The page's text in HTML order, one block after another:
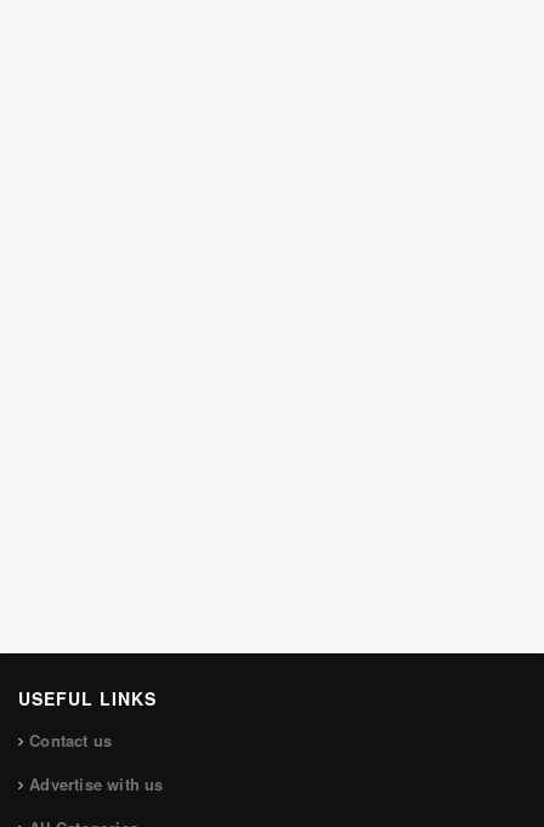
USEFUL LINKS
Contact us
Advertise with us